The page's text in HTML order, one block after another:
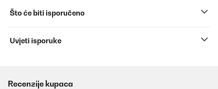
Što će biti isporučeno
Uvjeti isporuke
Recenzije kupaca